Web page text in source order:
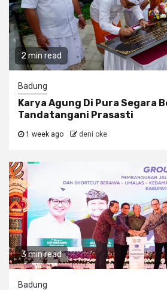
2 min read
Badung
Karya Agung Di Pura Segara
Tandatangani Prasasti
1 week ago deni oke
3 min read
Badung